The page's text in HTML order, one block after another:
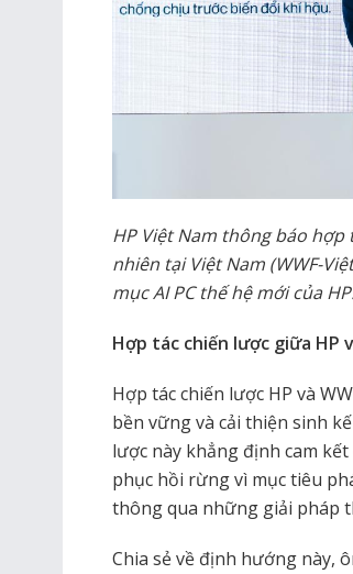
HP Việt Nam thông báo hợp
nhiên tại Việt Nam (WWF-
mục AI PC thế hệ mới của
Hợp tác chiến lược giữa HP
Hợp tác chiến lược HP và
bền vững và cải thiện sinh
lược này khẳng định cam
phục hồi rừng vì mục tiêu
thông qua những giải pháp
Chia sẻ về định hướng này,